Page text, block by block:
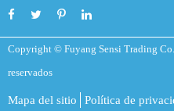
Copyright © Fuyang Sensi Trading
reservados
Mapa del sitio Política de